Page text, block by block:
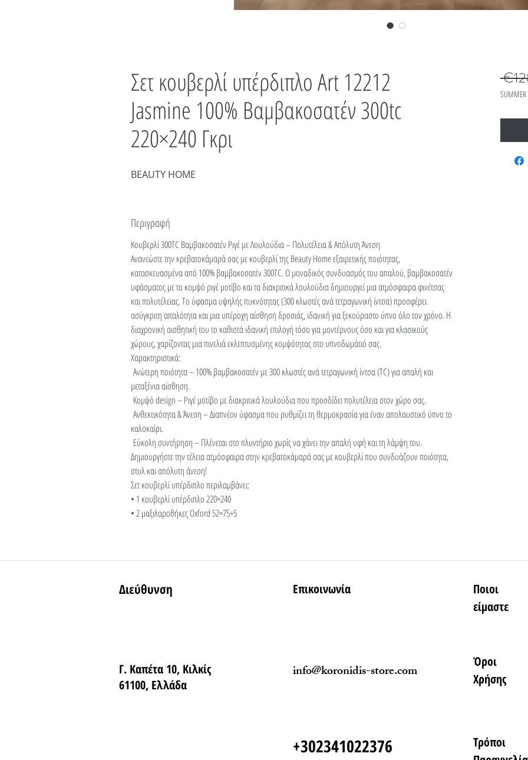
Σετ κουβερλί υπέρδιπλο Art 12212
Jasmine 100% Βαμβακοσατέν 300tc
220×240 Γκρι
BEAUTY HOME
Περιγραφή
Κουβερλί 300TC Βαμβακοσατέν Ριγέ με Λουλούδια – Πολυτέλεια & Απόλυτη Άνεση
Ανανεώστε την κρεβατοκάμαρά σας με κουβερλί της Beauty Home εξαιρετικής ποιότητας,
κατασκευασμένα από 100% βαμβακοσατέν 300TC. Ο μοναδικός συνδυασμός του απαλού, βαμβακοσατέν
υφάσματος με το κομψό ριγέ μοτίβο και τα διακριτικά λουλούδια δημιουργεί μια ατμόσφαιρα φινέτσας
και πολυτέλειας. Το ύφασμα υψηλής πυκνότητας (300 κλωστές ανά τετραγωνική ίντσα) προσφέρει
ασύγκριτη απαλότητα και μια υπέροχη αίσθηση δροσιάς, ιδανική για ξεκούραστο ύπνο όλο τον χρόνο. Η
διαχρονική αισθητική του το καθιστά ιδανική επιλογή τόσο για μοντέρνους όσο και για κλασικούς
χώρους, χαρίζοντας μια πινελιά εκλεπτυσμένης κομψότητας στο υπνοδωμάτιό σας.
Χαρακτηριστικά:
Ανώτερη ποιότητα – 100% βαμβακοσατέν με 300 κλωστές ανά τετραγωνική ίντσα (TC) για απαλή και
μεταξένια αίσθηση.
Κομψό design – Ριγέ μοτίβο με διακριτικά λουλούδια που προσδίδει πολυτέλεια στον χώρο σας.
Ανθεκτικότητα & Άνεση – Διαπνέον ύφασμα που ρυθμίζει τη θερμοκρασία για έναν απολαυστικό ύπνο το
καλοκαίρι.
Εύκολη συντήρηση – Πλένεται στο πλυντήριο χωρίς να χάνει την απαλή υφή και τη λάμψη του.
Δημιουργήστε την τέλεια ατμόσφαιρα στην κρεβατοκάμαρά σας με κουβερλί που συνδυάζουν ποιότητα,
στυλ και απόλυτη άνεση!
Σετ κουβερλί υπέρδιπλο περιλαμβάνει:
• 1 κουβερλί υπέρδιπλο 220×240
• 2 μαξιλαροθήκες Oxford 52×75+5
SUMMER
Διεύθυνση
Γ. Καπέτα 10, Κιλκίς
61100, Ελλάδα
Επικοινωνία
info@koronidis-store.com
+302341022376
Ποιοι
είμαστε
Όροι
Χρήσης
Τρόποι